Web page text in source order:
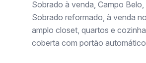
Sobrado à venda, Campo
Sobrado reformado, à venda
amplo closet, quartos e
coberta com portão